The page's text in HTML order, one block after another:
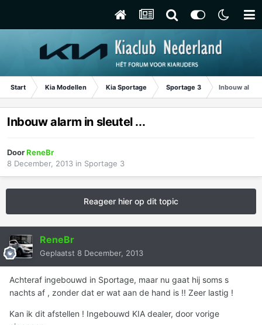
Start Kia Modellen Kia Sportage Sportage 3 Inbouw
Inbouw alarm in sleutel ...
DoorReneBr
8 December, 2013 in Sportage 3
Reageer hier op dit topic
ReneBr
Geplaatst 8 December, 2013
Achteraf ingebouwd in Sportage, maar nu gaat hij soms s
nachts af , zonder dat er wat aan de hand is !! Zeer lastig !
Kan ik dit afstellen ! Ingebouwd KIA dealer, door vorige